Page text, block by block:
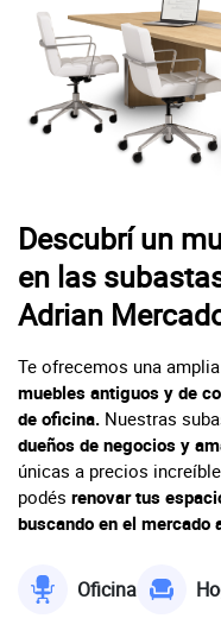
Descubrí un
en las
Adrian
Te ofrecemos una
muebles antiguos y de
de oficina. Nuestras
dueños de negocios y
únicas a precios
podés renovar tus
buscando en el mercado
Oficina